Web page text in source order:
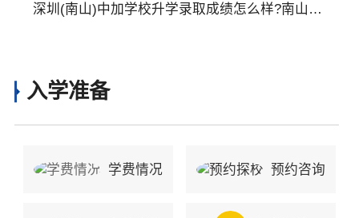
室、食堂等硬件设施）
深圳(南山)中加学校升学录取成绩怎么样?南山中
入学准备
学费情况 预约咨询